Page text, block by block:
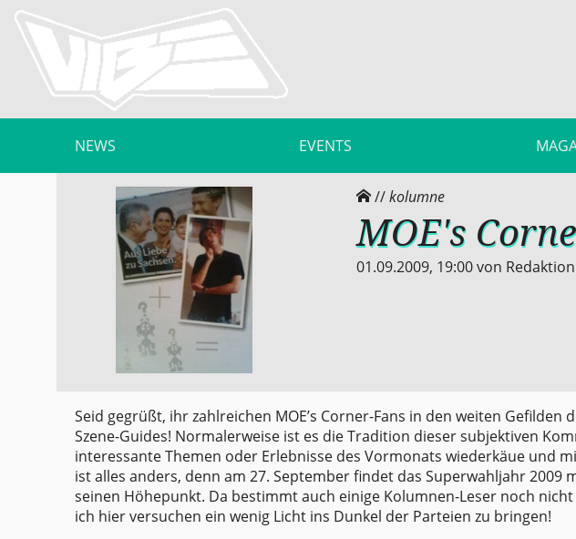
NEWS EVENTS
//kolumne
MOE's
01.09.2009, 19:00von Redaktion
Seid gegrüßt, ihr zahlreichen MOE’s Corner-Fans in den weiten
Szene-Guides! Normalerweise ist es die Tradition dieser subjektiven
interessante Themen oder Erlebnisse des Vormonats wiederkäue und
ist alles anders, denn am 27. September findet das Superwahljahr 2009
seinen Höhepunkt. Da bestimmt auch einige Kolumnen-Leser noch
ich hier versuchen ein wenig Licht ins Dunkel der Parteien zu bringen!